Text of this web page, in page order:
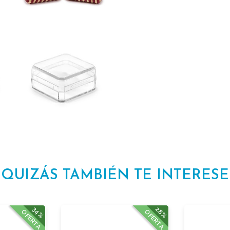
QUIZÁS TAMBIÉN TE INTERESE
34%
OFERTA 28%
OFERTA